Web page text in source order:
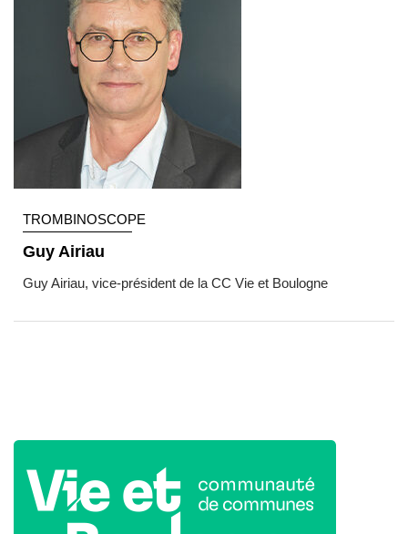
TROMBINOSCOPE
Guy Airiau
Guy Airiau, vice-président de la CC Vie et Boulogne